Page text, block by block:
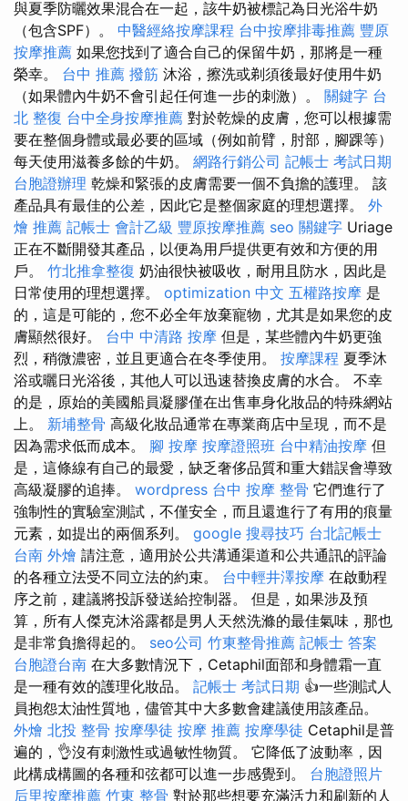
與夏季防曬效果混合在一起，該牛奶被標記為日光浴牛奶
（包含SPF）。 中醫經絡按摩課程 台中按摩排毒推薦 豐原
按摩推薦 如果您找到了適合自己的保留牛奶，那將是一種
榮幸。 台中 推薦 撥筋 沐浴，擦洗或剃須後最好使用牛奶
（如果體內牛奶不會引起任何進一步的刺激）。 關鍵字 台
北 整復 台中全身按摩推薦 對於乾燥的皮膚，您可以根據需
要在整個身體或最必要的區域（例如前臂，肘部，腳踝等）
每天使用滋養多餘的牛奶。 網路行銷公司 記帳士 考試日期
台胞證辦理 乾燥和緊張的皮膚需要一個不負擔的護理。 該
產品具有最佳的公差，因此它是整個家庭的理想選擇。 外
燴 推薦 記帳士 會計乙級 豐原按摩推薦 seo 關鍵字 Uriage
正在不斷開發其產品，以便為用戶提供更有效和方便的用
戶。 竹北推拿整復 奶油很快被吸收，耐用且防水，因此是
日常使用的理想選擇。 optimization 中文 五權路按摩 是
的，這是可能的，您不必全年放棄寵物，尤其是如果您的皮
膚顯然很好。 台中 中清路 按摩 但是，某些體內牛奶更強
烈，稍微濃密，並且更適合在冬季使用。 按摩課程 夏季沐
浴或曬日光浴後，其他人可以迅速替換皮膚的水合。 不幸
的是，原始的美國船員凝膠僅在出售車身化妝品的特殊網站
上。 新埔整骨 高級化妝品通常在專業商店中呈現，而不是
因為需求低而成本。 腳 按摩 按摩證照班 台中精油按摩 但
是，這條線有自己的最愛，缺乏奢侈品質和重大錯誤會導致
高級凝膠的追捧。 wordpress 台中 按摩 整骨 它們進行了
強制性的實驗室測試，不僅安全，而且還進行了有用的痕量
元素，如提出的兩個系列。 google 搜尋技巧 台北記帳士
台南 外燴 請注意，適用於公共溝通渠道和公共通訊的評論
的各種立法受不同立法的約束。 台中輕井澤按摩 在啟動程
序之前，建議將投訴發送給控制器。 但是，如果涉及預
算，所有人傑克沐浴露都是男人天然洗滌的最佳氣味，那也
是非常負擔得起的。 seo公司 竹東整骨推薦 記帳士 答案
台胞證台南 在大多數情況下，Cetaphil面部和身體霜一直
是一種有效的護理化妝品。 記帳士 考試日期 👍一些測試人
員抱怨太油性質地，儘管其中大多數會建議使用該產品。
外燴 北投 整骨 按摩學徒 按摩 推薦 按摩學徒 Cetaphil是普
遍的，👌沒有刺激性或過敏性物質。 它降低了波動率，因
此構成構圖的各種和弦都可以進一步感覺到。 台胞證照片
后里按摩推薦 竹東 整骨 對於那些想要充滿活力和刷新的人